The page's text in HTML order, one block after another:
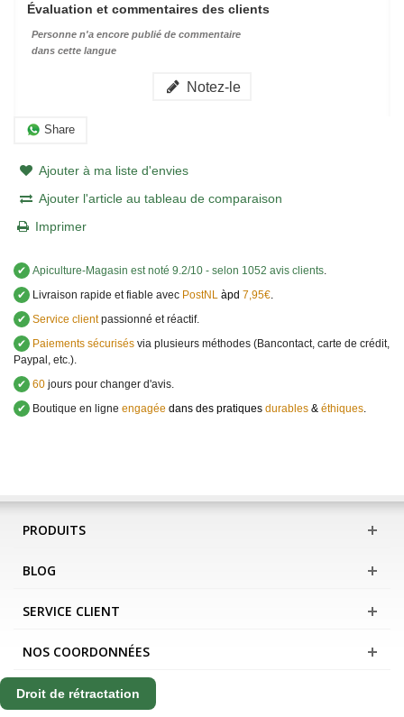
Évaluation et commentaires des clients
Personne n'a encore publié de commentaire
dans cette langue
Notez-le
Share
Ajouter à ma liste d'envies
Ajouter l'article au tableau de comparaison
Imprimer
✔ Apiculture-Magasin est noté 9.2/10 - selon 1052 avis clients
✔
Livraison rapide et fiable avec PostNL àpd 7,95€
✔ Service clientpassionné et réactif.
✔
Paiements sécurisés via plusieurs méthodes (Bancontact, carte de crédit,
Paypal, etc.).
✔ 60 jours pour changer d'avis.
✔
Boutique en ligne engagée dans des pratiques durables & éthiques
PRODUITS
BLOG
SERVICE CLIENT
NOS COORDONNÉES
Droit de rétractation